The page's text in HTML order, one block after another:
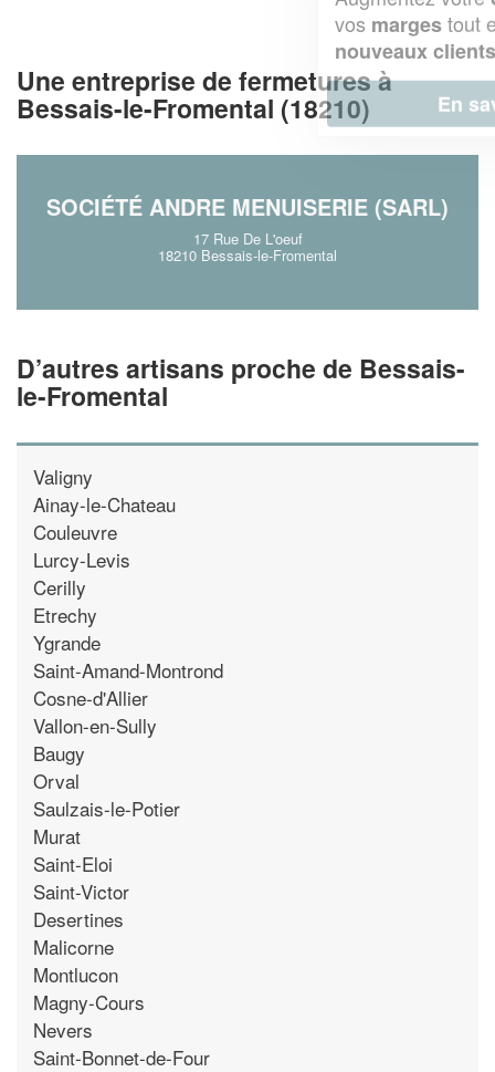
Une entreprise de fermetures à
Bessais-le-Fromental (18210)
SOCIÉTÉ ANDRE MENUISERIE (SARL)
17 Rue De L'oeuf
18210 Bessais-le-Fromental
D’autres artisans proche de Bessais-
le-Fromental
Valigny
Ainay-le-Chateau
Couleuvre
Lurcy-Levis
Cerilly
Etrechy
Ygrande
Saint-Amand-Montrond
Cosne-d'Allier
Vallon-en-Sully
Baugy
Orval
Saulzais-le-Potier
Murat
Saint-Eloi
Saint-Victor
Desertines
Malicorne
Montlucon
Magny-Cours
Nevers
Saint-Bonnet-de-Four
tout en gagnant de
En savoir plus